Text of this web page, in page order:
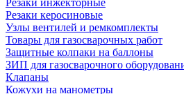
Резаки инжекторные
Резаки керосиновые
Узлы вентилей и ремкомплекты
Товары для газосварочных работ
Защитные колпаки на баллоны
ЗИП для газосварочного
Клапаны
Кожухи на манометры